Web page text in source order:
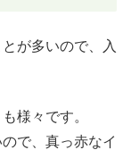
が多いので、入
様々です。
で、真っ赤なイ